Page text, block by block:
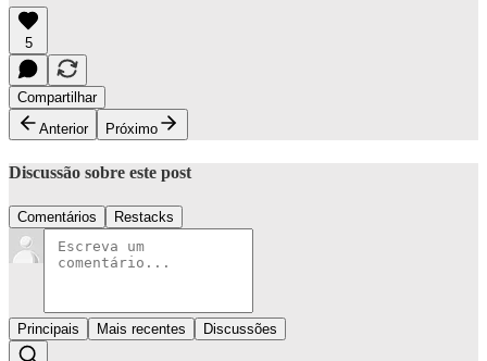
5
Compartilhar
Anterior
Próximo
Discussão sobre este post
Comentários Restacks
Principais Mais recentes Discussões